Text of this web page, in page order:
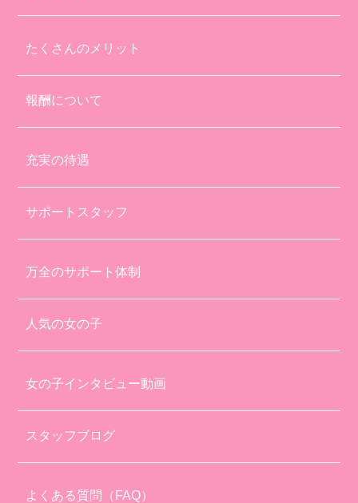
たくさんのメリット
報酬について
充実の待遇
サポートスタッフ
万全のサポート体制
人気の女の子
女の子インタビュー動画
スタッフブログ
よくある質問（FAQ）